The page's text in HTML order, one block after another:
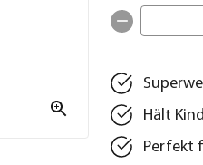
Hält
Perfekt